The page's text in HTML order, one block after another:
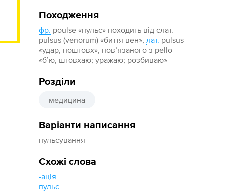
Походження
фр. poulse «пульс» походить від слат.
pulsus (vēnōrum) «биття вен», лат. pulsus
«удар, поштовх», пов’язаного з pello
«б’ю, штовхаю; уражаю; розбиваю»
Розділи
медицина
Варіанти написання
пульсування
Схожі слова
-ація
пульс